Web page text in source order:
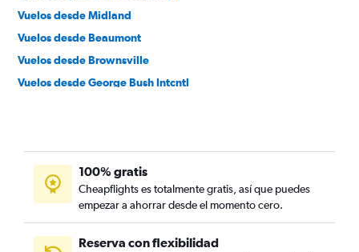
Vuelos desde Midland
Vuelos desde Beaumont
Vuelos desde Brownsville
Vuelos desde George Bush Intcntl
Vuelos desde McAllen
Vuelos desde El Paso
Vuelos desde Carlsbad
Vuelos desde Tyler
100% gratis
Cheapflights es totalmente gratis, así que puedes
empezar a ahorrar desde el momento cero.
Reserva con flexibilidad